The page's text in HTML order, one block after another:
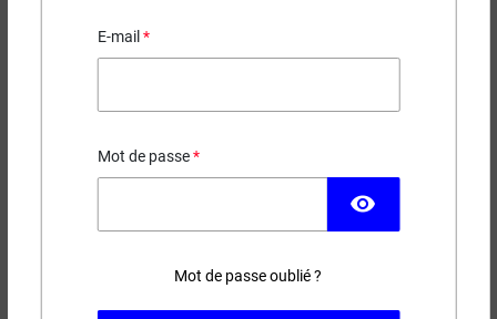
E-mail
Mot de passe
visibility
Mot de passe oublié ?
(39 avis)
Menthe - Frais
13,90 €